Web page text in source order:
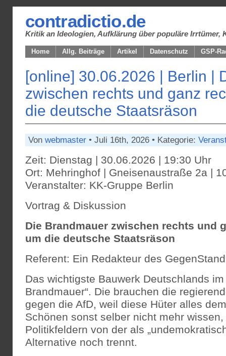
contradictio.de
Kritik an Ideologien, Aufklärung über populäre Irrtümer,
Home Allg. Beiträge Artikel Datenschutz GSP-
[online] 30.06.2026 | Berlin |
zwischen rechts und ganz
die deutsche Staatsräson
Von webmaster • Juli 16th, 2026 • Kategorie:
Zeit: Dienstag | 30.06.2026 | 19:30 Uhr
Ort: Mehringhof | Gneisenaustraße 2a |
Veranstalter: KK-Gruppe Berlin
Vortrag & Diskussion
Die Brandmauer zwischen rechts und
um die deutsche Staatsräson
Referent: Ein Redakteur des
Das wichtigste Bauwerk Deutschlands
Brandmauer“. Die brauchen die
gegen die AfD, weil diese Hüter alles
Schönen sonst selber nicht mehr
Politikfeldern von der als
Alternative noch trennt.